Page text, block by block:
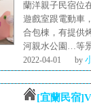
[民宿快訊]連假出
【民宿快訊】
續住再享85折，
【民宿快訊】羅
蘭洋親子民宿位
遊戲室跟電動車
合包棟，有提供
河親水公園…等
2022-04-01
by
[宜蘭民宿